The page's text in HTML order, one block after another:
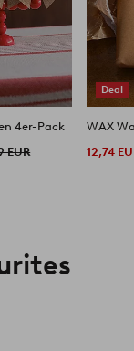
4er-Pack
EUR
Deal
WAX
12,74